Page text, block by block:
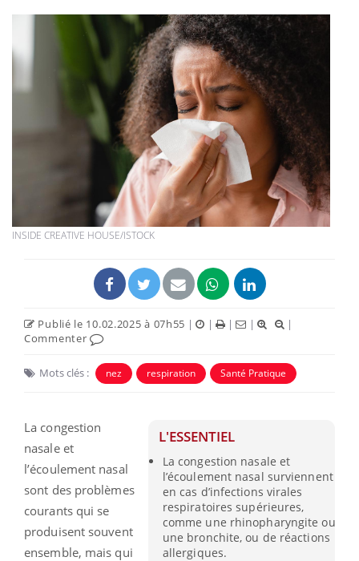
INSIDE CREATIVE HOUSE/ISTOCK
Publié le 10.02.2025 à 07h55 | | | |
|
Commenter
Mots clés : nez respiration Santé Pratique
L'ESSENTIEL
La congestion nasale et
l’écoulement nasal surviennent
en cas d’infections virales
respiratoires supérieures,
comme une rhinopharyngite ou
une bronchite, ou de réactions
allergiques.
La congestion
nasale et
l’écoulement nasal
sont des problèmes
courants qui se
produisent souvent
ensemble, mais qui